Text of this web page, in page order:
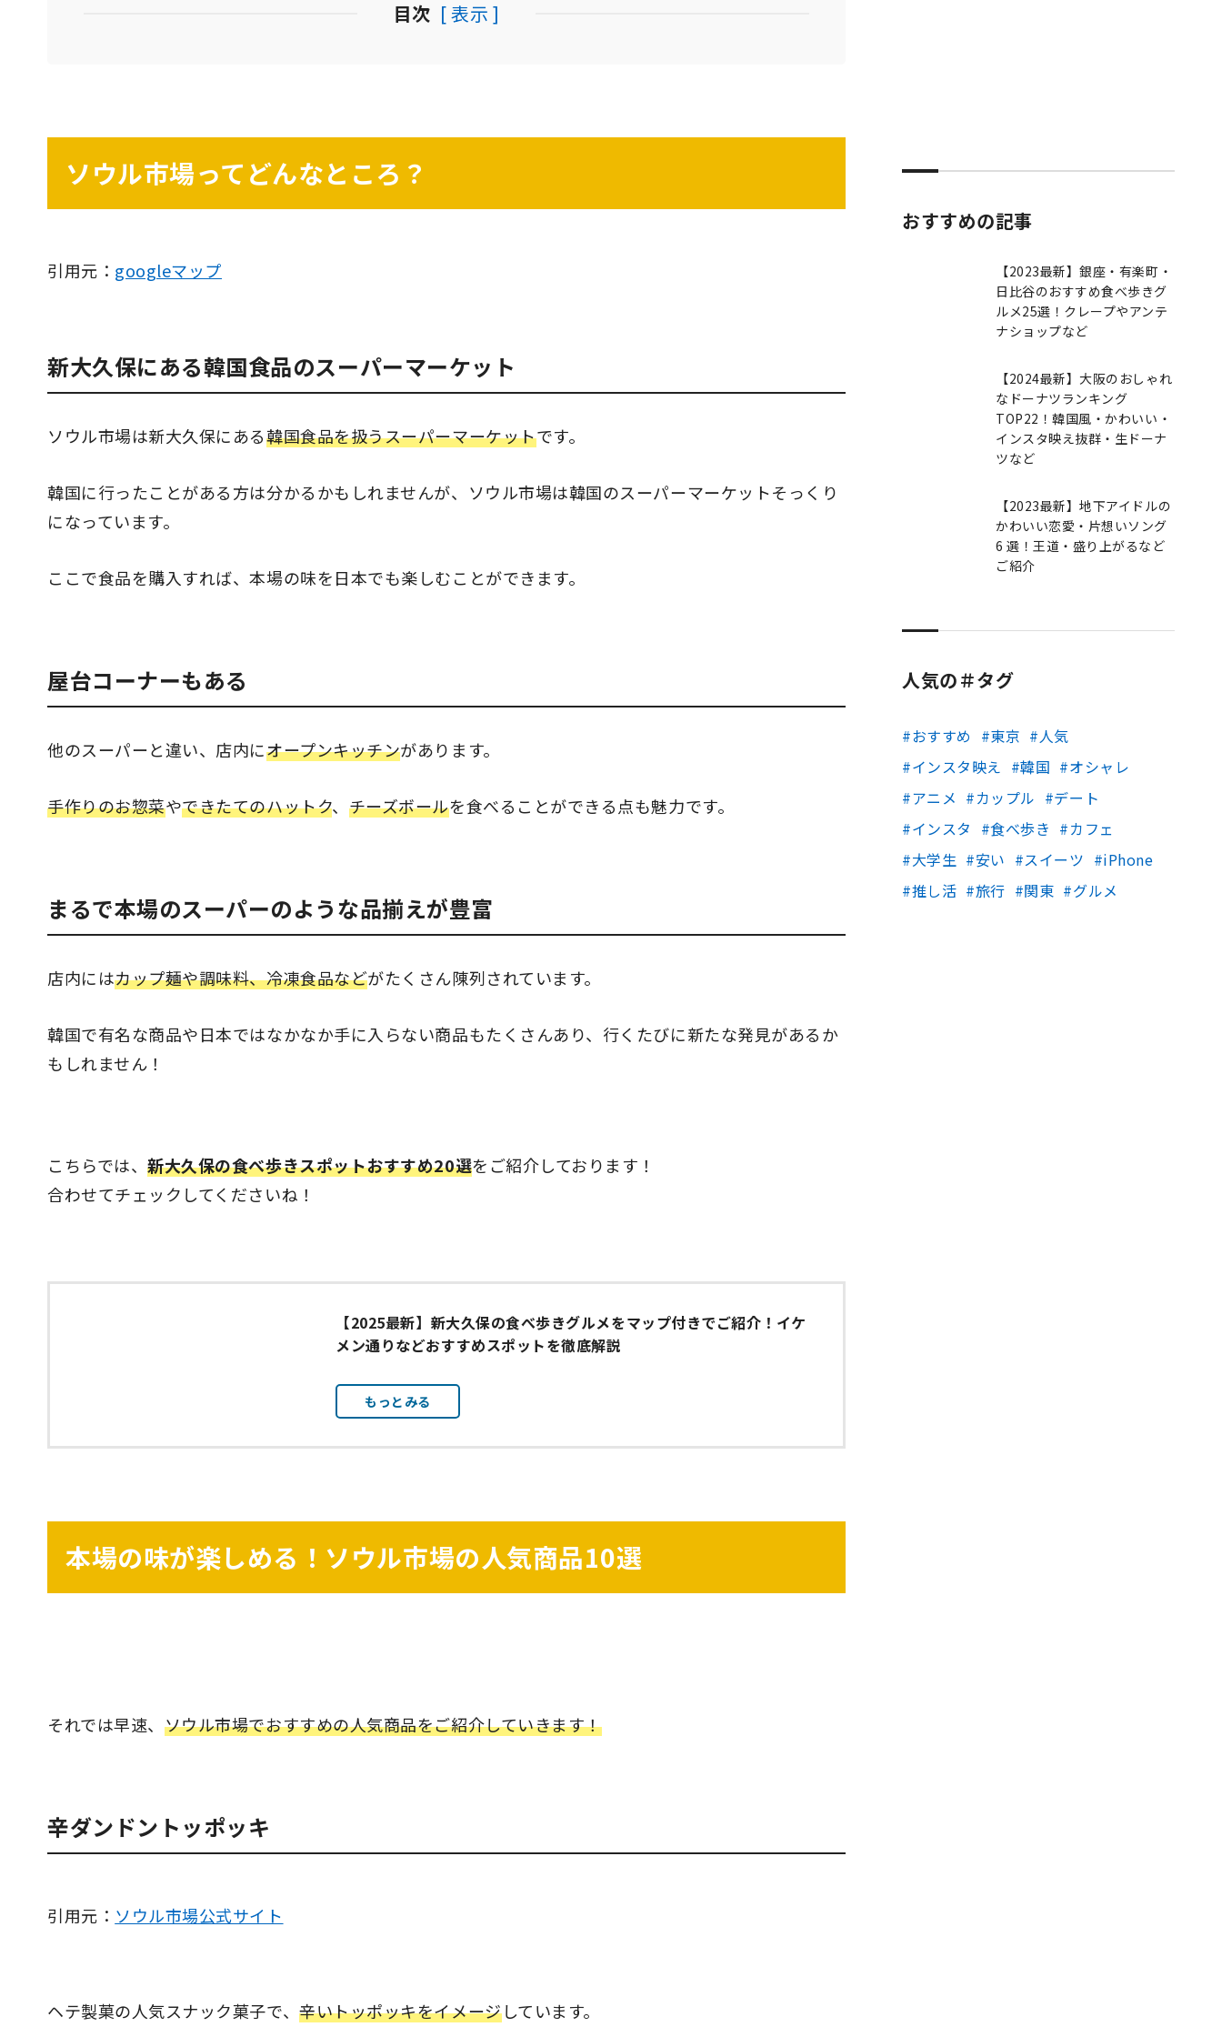
目次 [ 表示 ]
ソウル市場ってどんなところ？
引用元： googleマップ
新大久保にある韓国食品のスーパーマーケット
ソウル市場は新大久保にある韓国食品を扱うスーパーマーケットです。
韓国に行ったことがある方は分かるかもしれませんが、ソウル市場は韓国のスーパーマーケットそっくり
になっています。
ここで食品を購入すれば、本場の味を日本でも楽しむことができます。
屋台コーナーもある
他のスーパーと違い、店内にオープンキッチンがあります。
手作りのお惣菜やできたてのハットク、 チーズボールを食べることができる点も魅力です。
まるで本場のスーパーのような品揃えが豊富
店内にはカップ麺や調味料、冷凍食品などがたくさん陳列されています。
韓国で有名な商品や日本ではなかなか手に入らない商品もたくさんあり、行くたびに新たな発見があるか
もしれません！
こちらでは、新大久保の食べ歩きスポットおすすめ20選をご紹介しております！
合わせてチェックしてくださいね！
【2025最新】新大久保の食べ歩きグルメをマップ付きでご紹介！イケ
メン通りなどおすすめスポットを徹底解説
もっとみる
本場の味が楽しめる！ソウル市場の人気商品10選
それでは早速、 ソウル市場でおすすめの人気商品をご紹介していきます！
辛ダンドントッポッキ
引用元： ソウル市場公式サイト
ヘテ製菓の人気スナック菓子で、辛いトッポッキをイメージしています。
おすすめの記事
【2023最新】銀座・有楽町・
日比谷のおすすめ食べ歩きグ
ルメ25選！クレープやアンテ
ナショップなど
【2024最新】大阪のおしゃれ
なドーナツランキング
TOP22！韓国風・かわいい・
インスタ映え抜群・生ドーナ
ツなど
【2023最新】地下アイドルの
かわいい恋愛・片想いソング
6 選！王道・盛り上がるなど
ご紹介
人気の＃タグ
おすすめ 東京
人気
インスタ映え
韓国
オシャレ
アニメ
カップル
デート
インスタ
食べ歩き
カフェ
大学生
安い スイーツ
iPhone
推し活
旅行 関東 グルメ